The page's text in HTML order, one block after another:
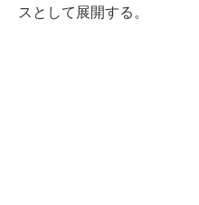
スとして展開する。